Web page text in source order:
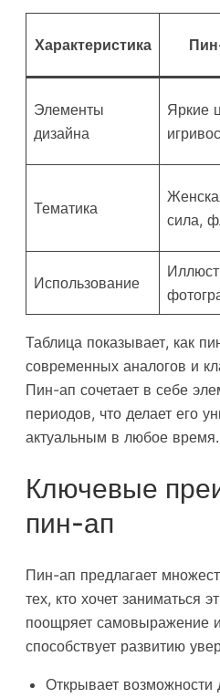
Характеристика
Элементы
дизайна
Яркие
Тематика
сила,
Использование
Таблица показывает, как
современных аналогов и
Пин-ап сочетает в себе
периодов, что делает его
актуальным в любое время.
Ключевые
пин-ап
Пин-ап предлагает
тех, кто хочет заниматься
поощряет самовыражение
способствует развитию
Открывает